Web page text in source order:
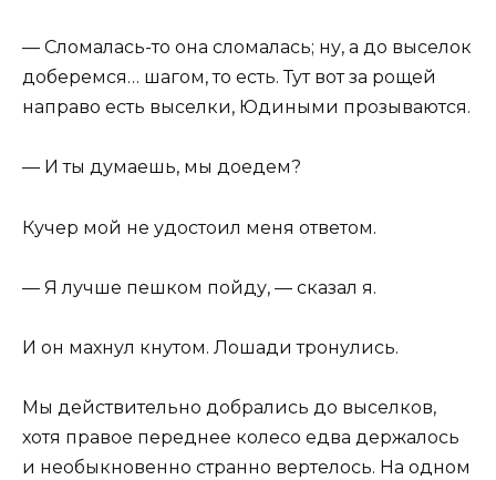
— Сломалась-то она сломалась; ну, а до выселок
доберемся… шагом, то есть. Тут вот за рощей
направо есть выселки, Юдиными прозываются.
— И ты думаешь, мы доедем?
Кучер мой не удостоил меня ответом.
— Я лучше пешком пойду, — сказал я.
И он махнул кнутом. Лошади тронулись.
Мы действительно добрались до выселков,
хотя правое переднее колесо едва держалось
и необыкновенно странно вертелось. На одном